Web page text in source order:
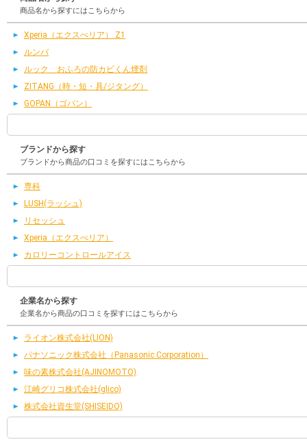
商品名から探すにはこちらから
Xperia（エクスぺリア） Z1
ルンバ
ルック おふろの防カビくん煙剤
ZITANG（時・短・具/ジタング）
GOPAN（ゴパン）
ブランドから探す
ブランドから商品の口コミを探すにはこちらから
専科
LUSH(ラッシュ)
リセッシュ
Xperia（エクスぺリア）
カロリーコントロールアイス
企業名から探す
企業名から商品の口コミを探すにはこちらから
ライオン株式会社(LION)
パナソニック株式会社（Panasonic Corporation）
味の素株式会社(AJINOMOTO)
江崎グリコ株式会社(glico)
株式会社資生堂(SHISEIDO)